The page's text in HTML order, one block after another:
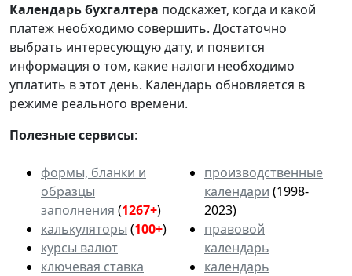
Календарьбухгалтера подскажет, когда и какой
платеж необходимо совершить. Достаточно
выбрать интересующую дату, и появится
информация о том, какие налоги необходимо
уплатить в этот день. Календарь обновляется в
режиме реального времени.
Полезные сервисы:
формы, бланки и
образцы
заполнения (1267+)
калькуляторы (100+)
курсы валют
ключевая ставка
производственные
календари (1998-
2023)
правовой
календарь
календарь